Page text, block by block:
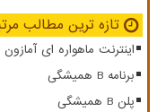
تازه ترین مطالب
اینترنت ماهواره ای
برنامه B همیشگی
پلن B همیشگی